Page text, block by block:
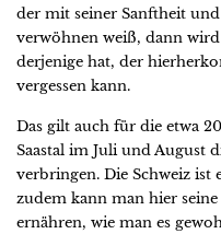
der mit seiner Sanftheit
verwöhnen weiß, dann
derjenige hat, der
vergessen kann.
Das gilt auch für die etwa
Saastal im Juli und August
verbringen. Die Schweiz ist
zudem kann man hier
ernähren, wie man es